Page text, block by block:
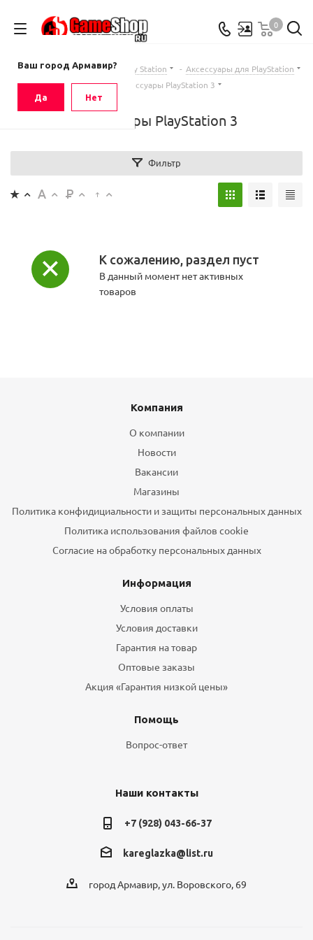
Ваш город Армавир?
Да Нет
0
Главная - Каталог - Sony Play Station - Аксессуары для PlayStation
- Аксессуары PlayStation 3
Аксессуары PlayStation 3
Фильтр
К сожалению, раздел пуст
В данный момент нет активных
товаров
Компания
О компании
Новости
Вакансии
Магазины
Политика конфидициальности и защиты персональных данных
Политика использования файлов cookie
Согласие на обработку персональных данных
Информация
Условия оплаты
Условия доставки
Гарантия на товар
Оптовые заказы
Акция «Гарантия низкой цены»
Помощь
Вопрос-ответ
Наши контакты
+7 (928) 043-66-37
kareglazka@list.ru
город Армавир, ул. Воровского, 69